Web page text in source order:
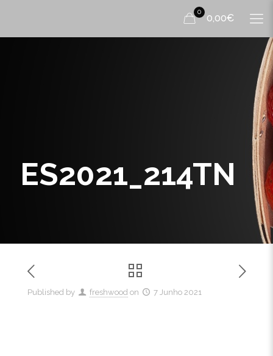
0
0,00€
ES2021_214TN
Published by freshwood on 7 Junho 2021